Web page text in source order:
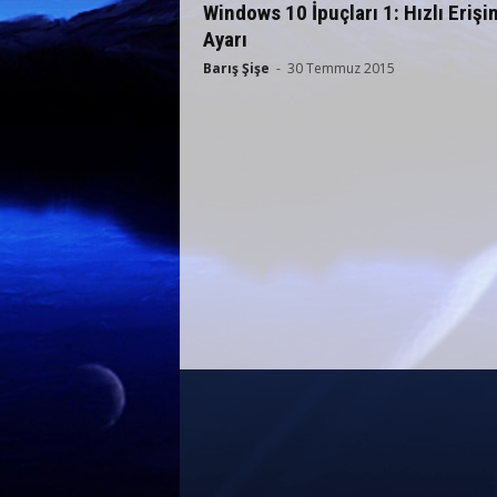
Windows 10 İpuçları 1: Hızlı
Ayarı
Barış Şişe - 30 Temmuz 2015